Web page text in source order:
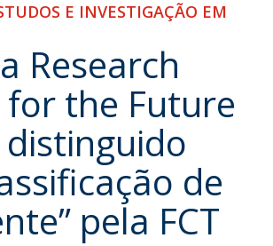
E INVESTIGAÇÃO EM
Research
for the Future
de
pela FCT